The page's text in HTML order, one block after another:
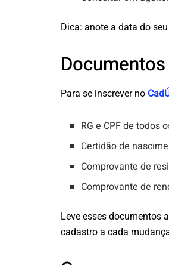
Dica: anote a data do
Para se inscrever no
RG e CPF de todos
Certidão de
Comprovante de
Comprovante de
Leve esses documentos
cadastro a cada